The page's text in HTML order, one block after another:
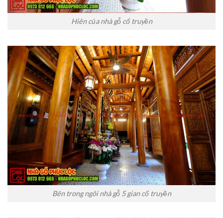
Hiên của nhà gỗ cổ truyền
Bên trong ngôi nhà gỗ 5 gian cổ truyền